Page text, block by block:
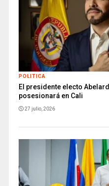
POLITICA
El presidente electo
posesionará en Cali
27 julio, 2026